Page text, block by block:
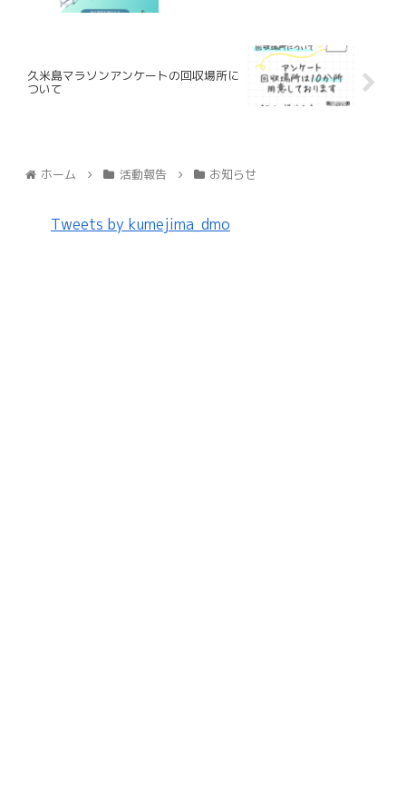
久米島マラソンアンケートの回収場所に
ついて
ホーム 活動報告 お知らせ
Tweets by kumejima_dmo